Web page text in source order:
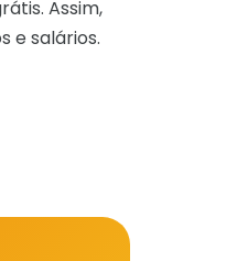
Assim,
e salários.